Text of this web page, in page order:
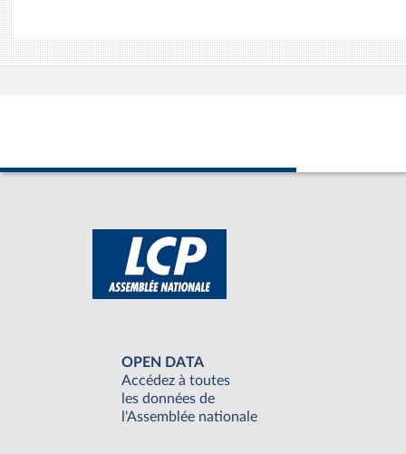
OPEN DATA
Accédez à toutes
les données de
l'Assemblée nationale